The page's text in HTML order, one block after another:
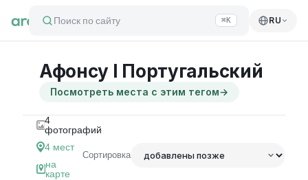
Поиск по сайту ⌘K RU
Афонсу I Португальский
Посмотреть места с этим тегом→
4
фотографий
4 мест
на
карте
Сортировка